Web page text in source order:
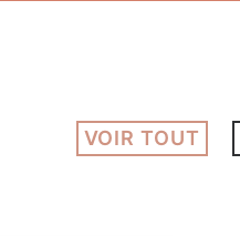
VOIR TOUT